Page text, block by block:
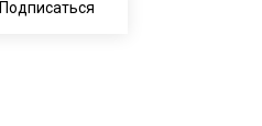
Подписаться